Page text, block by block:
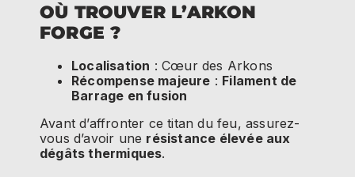
OÙ TROUVER L’ARKON
FORGE ?
Localisation : Cœur des Arkons
Récompense majeure : Filament de
Barrage en fusion
Avant d’affronter ce titan du feu, assurez-
vous d’avoir une résistance élevée aux
dégâts thermiques.